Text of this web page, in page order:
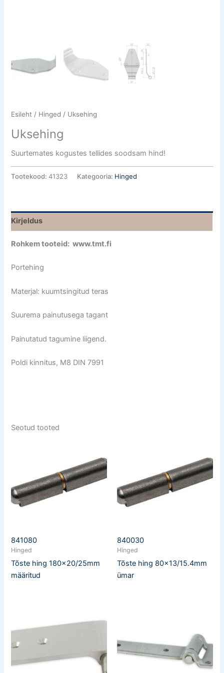
Esileht / Hinged / Uksehing
Uksehing
Suurtemates kogustes tellides soodsam hind!
Tootekood:41323 Kategooria: Hinged
Kirjeldus
Rohkem tooteid: www.tmt.fi
Portehing
Materjal: kuumtsingitud teras
Suurema painutusega tagant
Painutatud tagumine liigend.
Poldi kinnitus, M8 DIN 7991
Seotud tooted
841080
Hinged
Tõste hing 180×20/25mm
määritud
840030
Hinged
Tõste hing 80×13/15.4mm
ümar